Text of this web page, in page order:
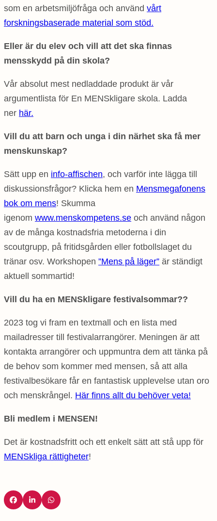
som en arbetsmiljöfråga och använd vårt
forskningsbaserade material som stöd.
Eller är du elev och vill att det ska finnas
mensskydd på din skola?
Vår absolut mest nedladdade produkt är vår
argumentlista för En MENSkligare skola. Ladda
ner här.
Vill du att barn och unga i din närhet ska få mer
menskunskap?
Sätt upp en info-affischen, och varför inte lägga till
diskussionsfrågor? Klicka hem en Mensmegafonens
bok om mens! Skumma
igenom www.menskompetens.se och använd någon
av de många kostnadsfria metoderna i din
scoutgrupp, på fritidsgården eller fotbollslaget du
tränar osv. Workshopen ”Mens på läger” är ständigt
aktuell sommartid!
Vill du ha en MENSkligare festivalsommar??
2023 tog vi fram en textmall och en lista med
mailadresser till festivalarrangörer. Meningen är att
kontakta arrangörer och uppmuntra dem att tänka på
de behov som kommer med mensen, så att alla
festivalbesökare får en fantastisk upplevelse utan oro
och menskrångel. Här finns allt du behöver veta!
Bli medlem i MENSEN!
Det är kostnadsfritt och ett enkelt sätt att stå upp för
MENSkliga rättigheter!